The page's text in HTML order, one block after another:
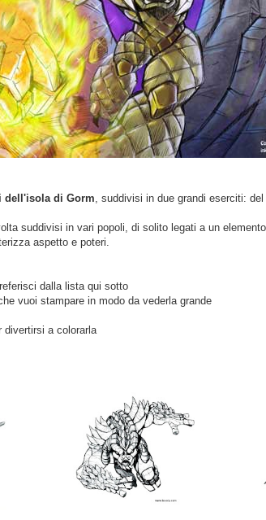
dell'isola di Gorm , suddivisi in due grandi eserciti:
suddivisi in vari popoli, di solito legati a un
aspetto e poteri.
dalla lista qui sotto
vuoi stampare in modo da vederla grande
divertirsi a colorarla